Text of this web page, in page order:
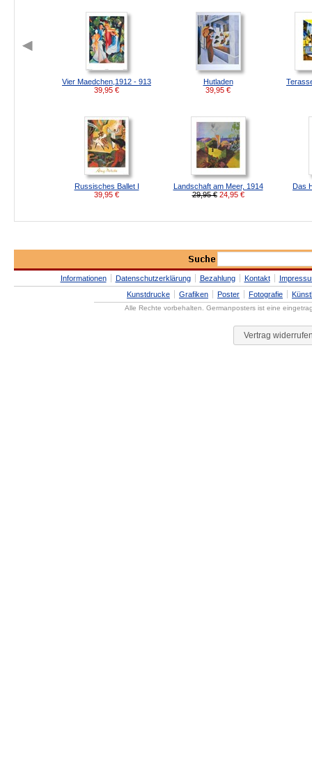
Vier Maedchen,1912 - 913
39,95 €
Hutladen
39,95 €
Russisches Ballet I
39,95 €
Landschaft am Meer, 1914
29,95 € 24,95 €
Das
Informationen Datenschutzerklärung Bezahlung Kontakt
Kunstdrucke
Grafiken Poster Fotografie
Alle Rechte vorbehalten. Germanposters ist eine
Vertrag